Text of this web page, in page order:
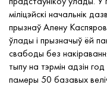
міліцэйскі начальнік
прызнаў Алену
ўлады і прызначыў ёй
свабоды без
тыпу на тэрмін адзін
памеры 50 базавых